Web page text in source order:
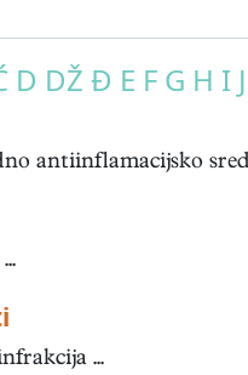
D DŽ Đ E F G H I J
antiinflamacijsko
...